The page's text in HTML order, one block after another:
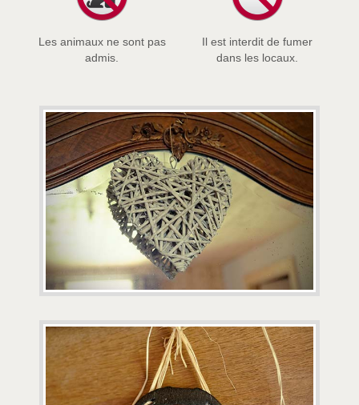
Les animaux ne sont pas
admis.
Il est interdit de fumer
dans les locaux.